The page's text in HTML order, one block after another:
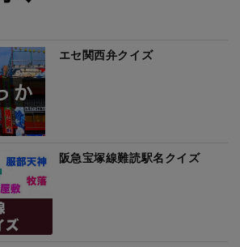
エセ関西弁クイズ
阪急宝塚線難読駅名クイズ